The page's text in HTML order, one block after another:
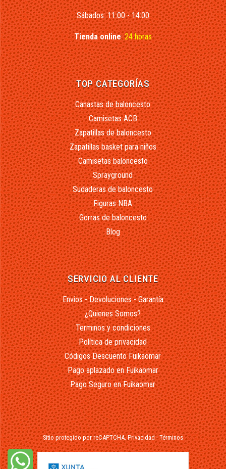
Sábados: 11:00 - 14:00
Tienda online:24 horas
TOP CATEGORÍAS
Canastas de baloncesto
Camisetas ACB
Zapatillas de baloncesto
Zapatillas basket para niños
Camisetas baloncesto
Sprayground
Sudaderas de baloncesto
Figuras NBA
Gorras de baloncesto
Blog
SERVICIO AL CLIENTE
Envios - Devoluciones - Garantía
¿Quienes Somos?
Terminos y condiciones
Política de privacidad
Códigos Descuento Fuikaomar
Pago aplazado en Fuikaomar
Pago Seguro en Fuikaomar
Sitio protegido por reCAPTCHA.Privacidad-Términos